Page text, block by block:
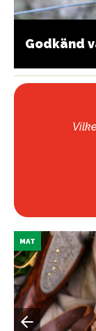
Godkänd
MAT